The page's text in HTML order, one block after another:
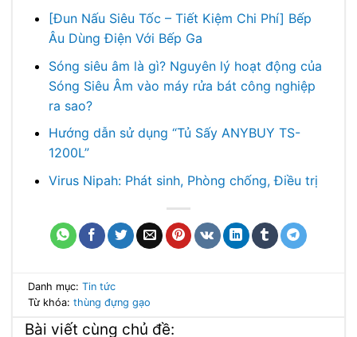
[Đun Nấu Siêu Tốc – Tiết Kiệm Chi Phí] Bếp
Âu Dùng Điện Với Bếp Ga
Sóng siêu âm là gì? Nguyên lý hoạt động của
Sóng Siêu Âm vào máy rửa bát công nghiệp
ra sao?
Hướng dẫn sử dụng “Tủ Sấy ANYBUY TS-
1200L”
Virus Nipah: Phát sinh, Phòng chống, Điều trị
Danh mục: Tin tức
Từ khóa: thùng đựng gạo
Bài viết cùng chủ đề: